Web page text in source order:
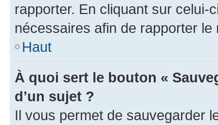
rapporter. En cliquant sur
nécessaires afin de rapporter le
Haut
À quoi sert le bouton «
d’un sujet ?
Il vous permet de sauvegarder